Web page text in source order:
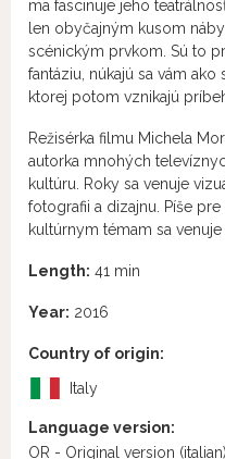
ma fascinuje jeho
len obyčajným kusom
scénickým prvkom. Sú to
fantáziu, núkajú sa vám
ktorej potom vznikajú
Režisérka filmu Michela
autorka mnohých
kultúru. Roky sa venuje
fotografii a dizajnu. Píše
kultúrnym témam sa
Length: 41 min
Year: 2016
Country of origin:
Italy
Language version:
OR - Original version (italian)